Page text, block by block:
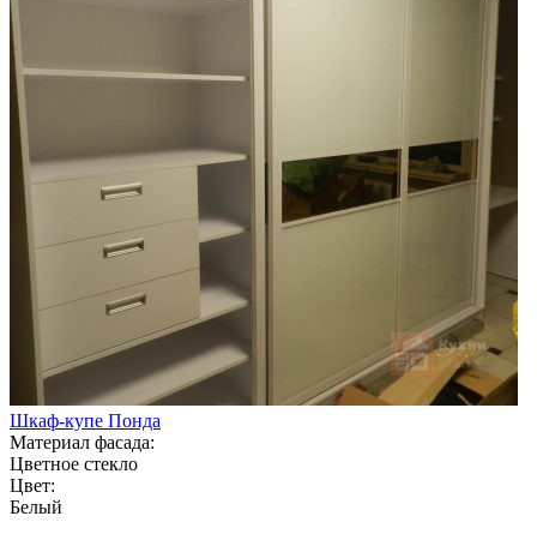
Шкаф-купе Понда
Материал фасада:
Цветное стекло
Цвет:
Белый